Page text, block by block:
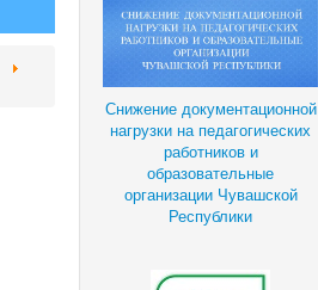
Снижение документационной
нагрузки на педагогических
работников и
образовательные
организации Чувашской
Республики